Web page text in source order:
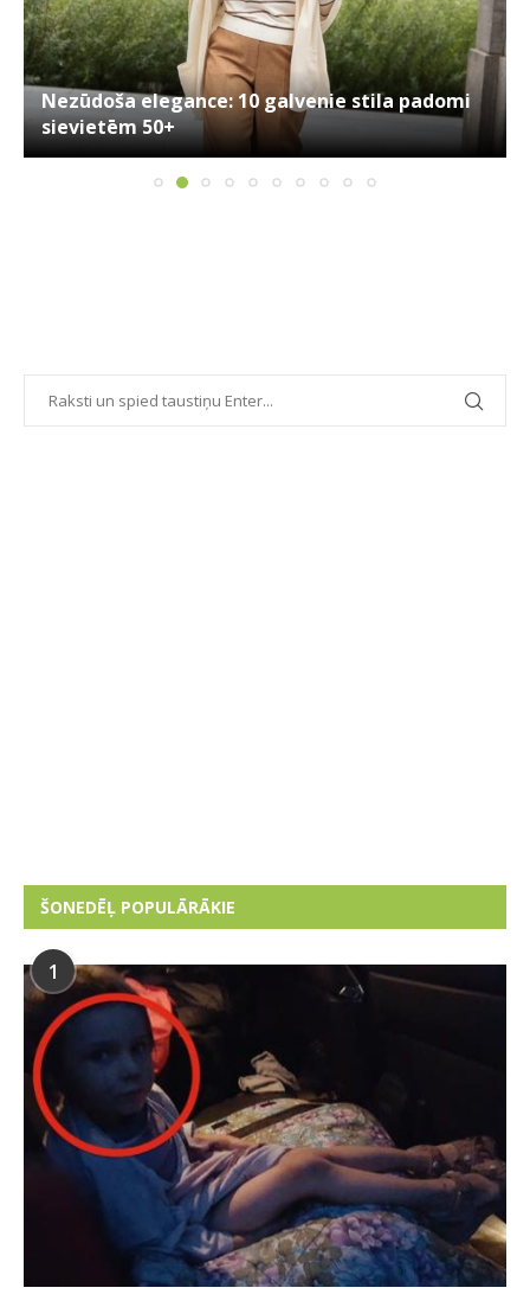
Nezūdoša elegance: 10 galvenie stila padomi
sievietēm 50+
ŠONEDĒĻ POPULĀRĀKIE
1